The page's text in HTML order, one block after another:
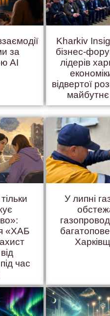
за
AI
Kharkiv
бізнес-
лідерів
відвертої
майбутнє
«ХАБ
час
У липні